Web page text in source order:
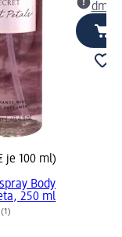
je 100 ml)
Body
250 ml
(1)
dm